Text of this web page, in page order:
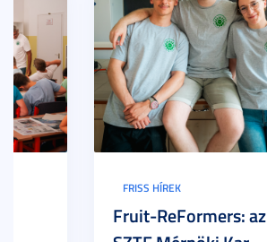
FRISS HÍREK
Fruit-ReFormers: az